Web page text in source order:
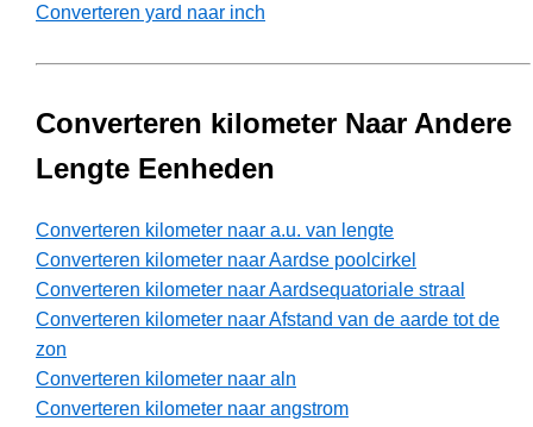
Converteren yard naar inch
Converteren kilometer Naar Andere
Lengte Eenheden
Converteren kilometer naar a.u. van lengte
Converteren kilometer naar Aardse poolcirkel
Converteren kilometer naar Aardsequatoriale straal
Converteren kilometer naar Afstand van de aarde tot de
zon
Converteren kilometer naar aln
Converteren kilometer naar angstrom